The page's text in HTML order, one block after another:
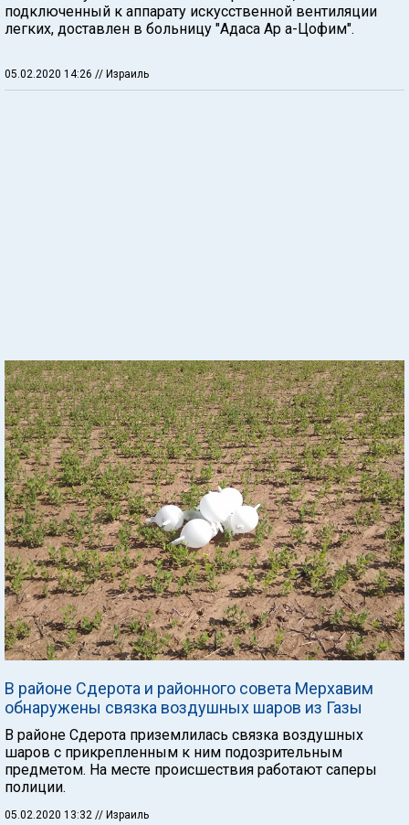
подключенный к аппарату искусственной вентиляции
легких, доставлен в больницу "Адаса Ар а-Цофим".
05.02.2020 14:26 // Израиль
В районе Сдерота и районного совета Мерхавим
обнаружены связка воздушных шаров из Газы
В районе Сдерота приземлилась связка воздушных
шаров с прикрепленным к ним подозрительным
предметом. На месте происшествия работают саперы
полиции.
05.02.2020 13:32 // Израиль